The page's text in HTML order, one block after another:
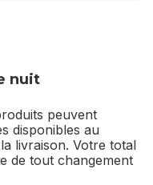
nuit
peuvent
disponibles au
livraison. Votre total
de tout changement